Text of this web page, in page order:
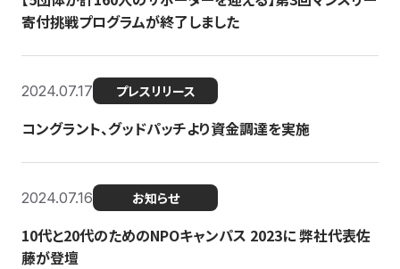
寄付挑戦プログラムが終了しました
2024.07.17 プレスリリース
コングラント、グッドパッチより資金調達を実施
2024.07.16 お知らせ
10代と20代のためのNPOキャンパス 2023に 弊社代表佐
藤が登壇